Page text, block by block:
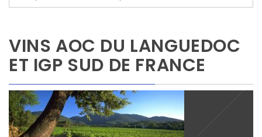
VINS AOC DU LANGUEDOC
ET IGP SUD DE FRANCE